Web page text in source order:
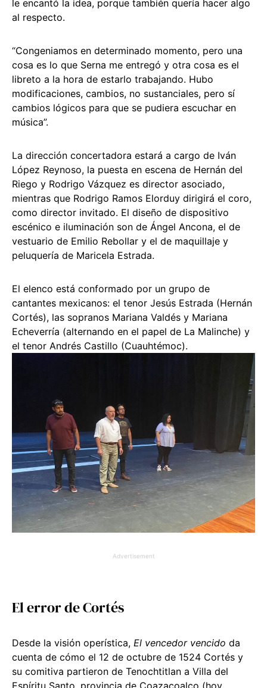
le encantó la idea, porque también quería hacer algo
al respecto.
“Congeniamos en determinado momento, pero una
cosa es lo que Serna me entregó y otra cosa es el
libreto a la hora de estarlo trabajando. Hubo
modificaciones, cambios, no sustanciales, pero sí
cambios lógicos para que se pudiera escuchar en
música”.
La dirección concertadora estará a cargo de Iván
López Reynoso, la puesta en escena de Hernán del
Riego y Rodrigo Vázquez es director asociado,
mientras que Rodrigo Ramos Elorduy dirigirá el coro,
como director invitado. El diseño de dispositivo
escénico e iluminación son de Ángel Ancona, el de
vestuario de Emilio Rebollar y el de maquillaje y
peluquería de Maricela Estrada.
El elenco está conformado por un grupo de
cantantes mexicanos: el tenor Jesús Estrada (Hernán
Cortés), las sopranos Mariana Valdés y Mariana
Echeverría (alternando en el papel de La Malinche) y
el tenor Andrés Castillo (Cuauhtémoc).
Advertisement
El error de Cortés
Desde la visión operística, El vencedor vencido da
cuenta de cómo el 12 de octubre de 1524 Cortés y
su comitiva partieron de Tenochtitlan a Villa del
Espíritu Santo, provincia de Coazacoalco (hoy